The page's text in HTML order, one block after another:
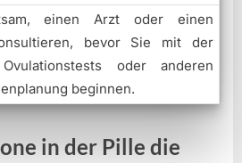
einen Arzt oder einen
bevor Sie mit der
oder anderen
beginnen.
in der Pille die